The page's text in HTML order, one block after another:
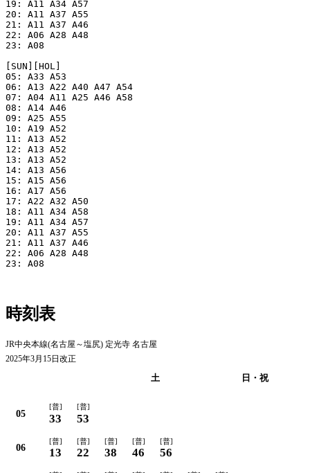
19: A11 A34 A57
20: A11 A37 A55
21: A11 A37 A46
22: A06 A28 A48
23: A08
[SUN][HOL]
05: A33 A53
06: A13 A22 A40 A47 A54
07: A04 A11 A25 A46 A58
08: A14 A46
09: A25 A55
10: A19 A52
11: A13 A52
12: A13 A52
13: A13 A52
14: A13 A56
15: A15 A56
16: A17 A56
17: A22 A32 A50
18: A11 A34 A58
19: A11 A34 A57
20: A11 A37 A55
21: A11 A37 A46
22: A06 A28 A48
23: A08
時刻表
JR中央本線(名古屋～塩尻) 定光寺 名古屋
2025年3月15日改正
土 日・祝
05
[普]
33
[普]
53
06
[普]
13
[普]
22
[普]
38
[普]
46
[普]
56